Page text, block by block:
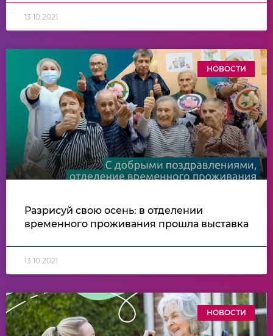
13.10.2021
НОВОСТИ
Разрисуй свою осень: в отделении
временного проживания прошла выставка
13.10.2021
НОВОСТИ